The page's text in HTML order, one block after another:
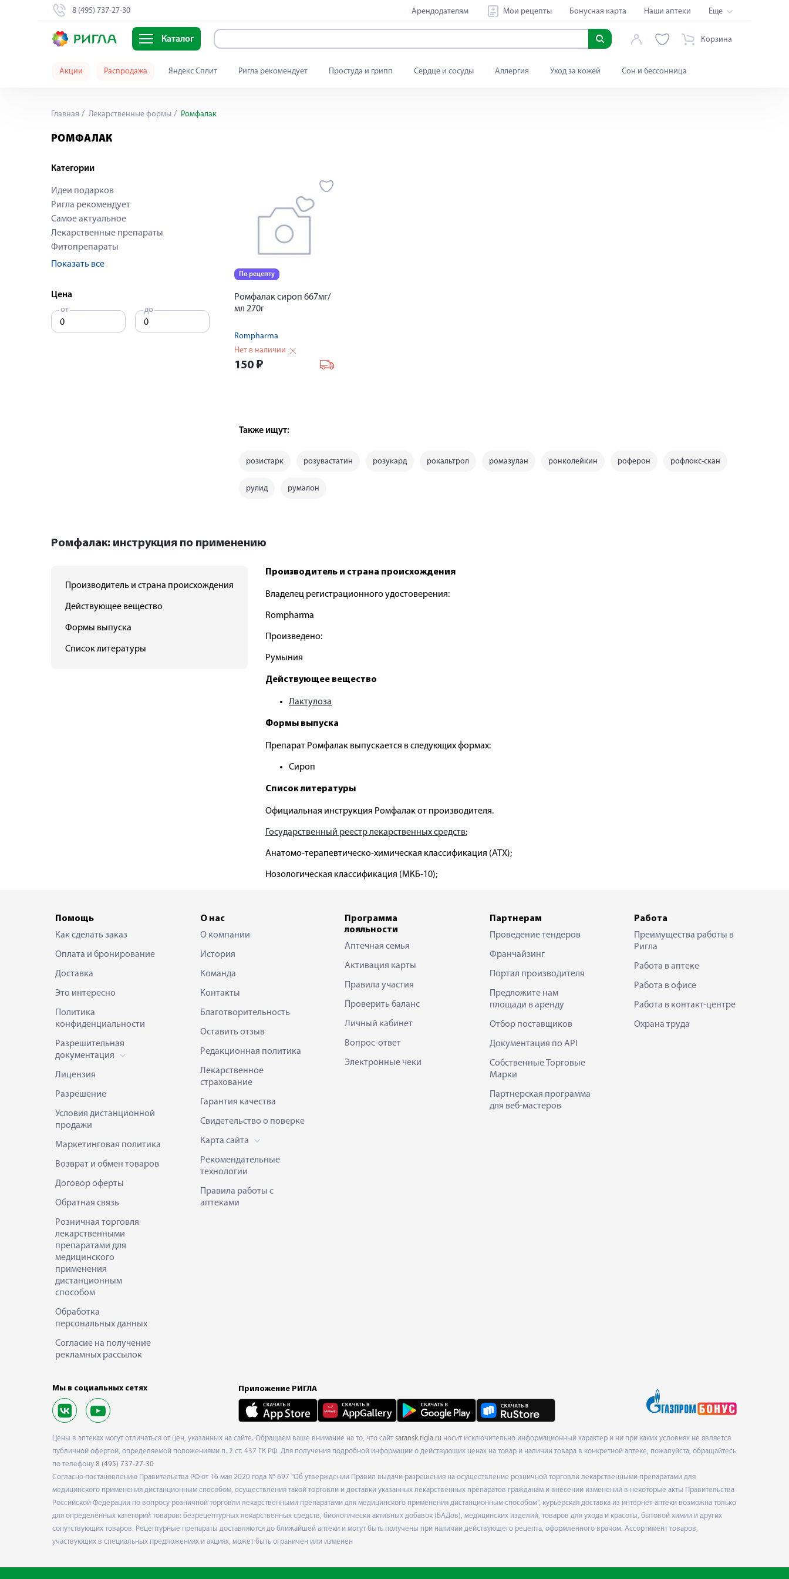
8 (495) 737-27-30 Арендодателям Мои рецепты Бонусная карта Наши аптеки Еще
Каталог Корзина
Акции Распродажа Яндекс Сплит Ригла рекомендует Простуда и грипп Сердце и сосуды Аллергия Уход за кожей Сон и бессонница
Главная Лекарственные формы Ромфалак
РОМФАЛАК
Категории
Идеи подарков
Ригла рекомендует
Самое актуальное
Лекарственные препараты
Фитопрепараты
Показать все
Цена
от до
По рецепту
Ромфалак сироп 667мг/
мл 270г
Rompharma
Нет в наличии
150 ₽
Также ищут:
розистарк розувастатин розукард рокальтрол ромазулан ронколейкин роферон рофлокс-скан
рулид румалон
Ромфалак: инструкция по применению
Производитель и страна происхождения
Действующее вещество
Формы выпуска
Список литературы
Производитель и страна происхождения
Владелец регистрационного удостоверения:
Rompharma
Произведено:
Румыния
Действующее вещество
Лактулоза
Формы выпуска
Препарат Ромфалак выпускается в следующих формах:
Сироп
Список литературы
Официальная инструкция Ромфалак от производителя.
Государственный реестр лекарственных средств;
Анатомо-терапевтическо-химическая классификация (ATX);
Нозологическая классификация (МКБ-10);
Помощь
Как сделать заказ
Оплата и бронирование
Доставка
Это интересно
Политика
конфиденциальности
Разрешительная
документация
Лицензия
Разрешение
Условия дистанционной
продажи
Маркетинговая политика
Возврат и обмен товаров
Договор оферты
Обратная связь
Розничная торговля
лекарственными
препаратами для
медицинского
применения
дистанционным
способом
Обработка
персональных данных
Согласие на получение
рекламных рассылок
О нас
О компании
История
Команда
Контакты
Благотворительность
Оставить отзыв
Редакционная политика
Лекарственное
страхование
Гарантия качества
Свидетельство о поверке
Карта сайта
Рекомендательные
технологии
Правила работы с
аптеками
Программа
лояльности
Аптечная семья
Активация карты
Правила участия
Проверить баланс
Личный кабинет
Вопрос-ответ
Электронные чеки
Партнерам
Проведение тендеров
Франчайзинг
Портал производителя
Предложите нам
площади в аренду
Отбор поставщиков
Документация по API
Собственные Торговые
Марки
Партнерская программа
для веб-мастеров
Работа
Преимущества работы в
Ригла
Работа в аптеке
Работа в офисе
Работа в контакт-центре
Охрана труда
Мы в социальных сетях Приложение РИГЛА
Цены в аптеках могут отличаться от цен, указанных на сайте. Обращаем ваше внимание на то, что сайт saransk.rigla.ru носит исключительно информационный характер и ни при каких условиях не является
публичной офертой, определяемой положениями п. 2 ст. 437 ГК РФ. Для получения подробной информации о действующих ценах на товар и наличии товара в конкретной аптеке, пожалуйста, обращайтесь
по телефону 8 (495) 737-27-30
Согласно постановлению Правительства РФ от 16 мая 2020 года № 697 "Об утверждении Правил выдачи разрешения на осуществление розничной торговли лекарственными препаратами для
медицинского применения дистанционным способом, осуществления такой торговли и доставки указанных лекарственных препаратов гражданам и внесении изменений в некоторые акты Правительства
Российской Федерации по вопросу розничной торговли лекарственными препаратами для медицинского применения дистанционным способом", курьерская доставка из интернет-аптеки возможна только
для определённых категорий товаров: безрецептурных лекарственных средств, биологически активных добавок (БАДов), медицинских изделий, товаров для ухода и красоты, бытовой химии и других
сопутствующих товаров. Рецептурные препараты доставляются до ближайшей аптеки и могут быть получены при наличии действующего рецепта, оформленного врачом. Ассортимент товаров,
участвующих в специальных предложениях и акциях, может быть ограничен или изменен